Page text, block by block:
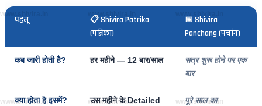
पहलू
📋 Shivira Patrika
(पत्रिका)
📅 Shivira
Panchang (पंचांग)
कब जारी होती है? हर महीने— 12 बार/साल सत्र शुरू होने परएक
बार
क्या होता है इसमें?
उस महीने के Detailed
पूरे साल का
www.shivira.in
www.shivira.in
www.shivira.in
www.shivira.in www.shivira.in